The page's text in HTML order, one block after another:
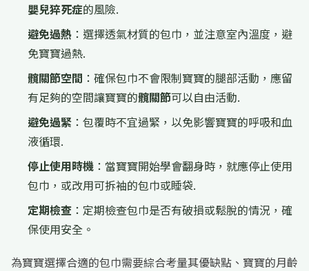
嬰兒猝死症的風險.
避免過熱 ：選擇透氣材質的包巾，並注意室內溫度，避
免寶寶過熱.
髖關節空間 ：確保包巾不會限制寶寶的腿部活動，應留
有足夠的空間讓寶寶的髖關節可以自由活動.
避免過緊 ：包覆時不宜過緊，以免影響寶寶的呼吸和血
液循環.
停止使用時機 ：當寶寶開始學會翻身時，就應停止使用
包巾，或改用可拆袖的包巾或睡袋.
定期檢查 ：定期檢查包巾是否有破損或鬆脫的情況，確
保使用安全。
為寶寶選擇合適的包巾需要綜合考量其優缺點、寶寶的月齡